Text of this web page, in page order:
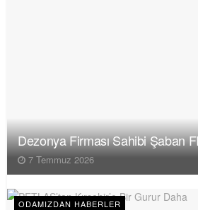
Dezonya Firması Sahibi Şaban
7 Temmuz 2026
ODAMIZDAN HABERLER